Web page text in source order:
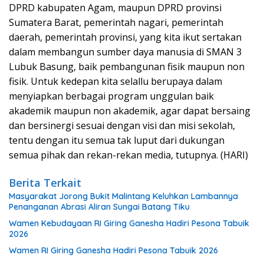
DPRD kabupaten Agam, maupun DPRD provinsi
Sumatera Barat, pemerintah nagari, pemerintah
daerah, pemerintah provinsi, yang kita ikut sertakan
dalam membangun sumber daya manusia di SMAN 3
Lubuk Basung, baik pembangunan fisik maupun non
fisik. Untuk kedepan kita selallu berupaya dalam
menyiapkan berbagai program unggulan baik
akademik maupun non akademik, agar dapat bersaing
dan bersinergi sesuai dengan visi dan misi sekolah,
tentu dengan itu semua tak luput dari dukungan
semua pihak dan rekan-rekan media, tutupnya. (HARI)
Berita Terkait
Masyarakat Jorong Bukit Malintang Keluhkan Lambannya
Penanganan Abrasi Aliran Sungai Batang Tiku
Wamen Kebudayaan RI Giring Ganesha Hadiri Pesona Tabuik
2026
Wamen RI Giring Ganesha Hadiri Pesona Tabuik 2026